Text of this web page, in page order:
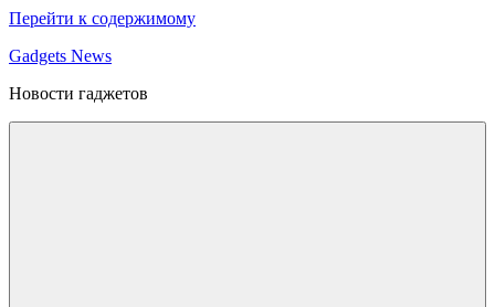
Перейти к содержимому
Gadgets News
Новости гаджетов